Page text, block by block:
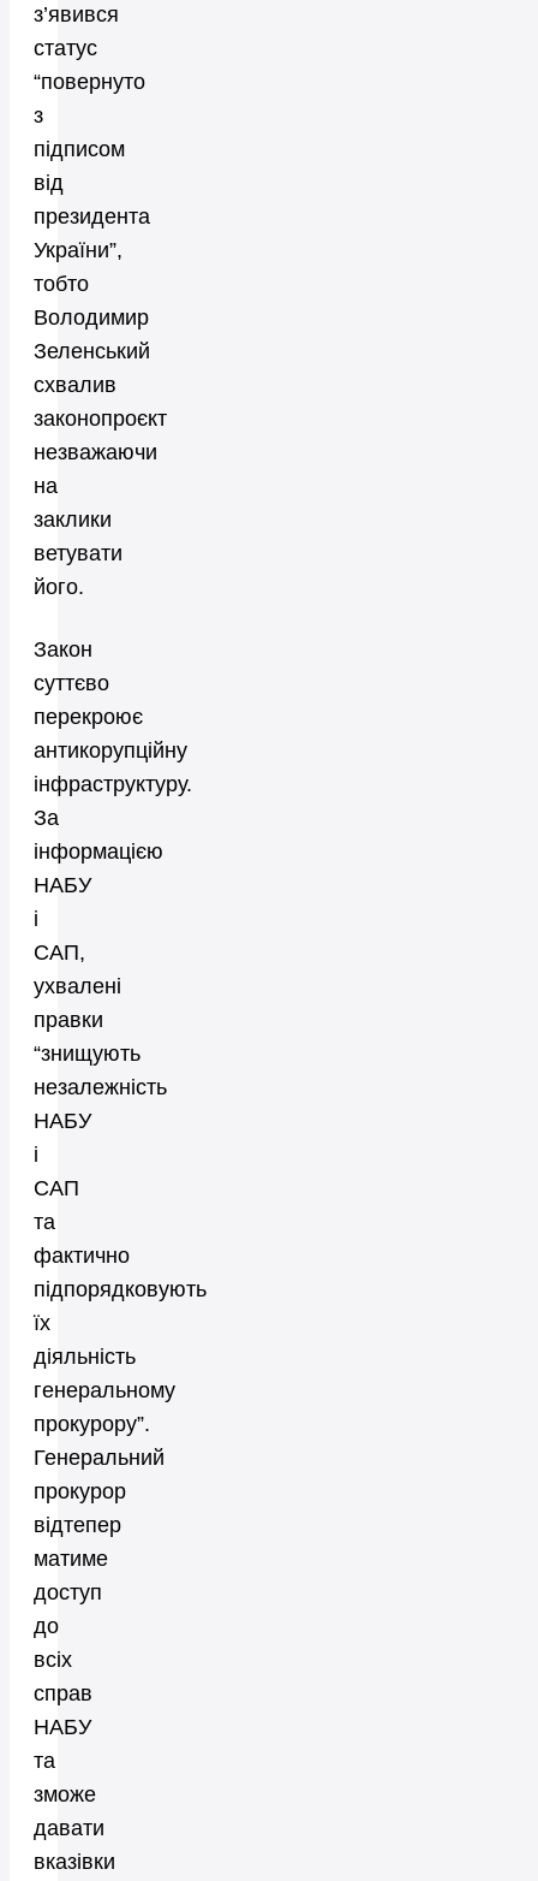
з’явився
статус
“повернуто
з
підписом
від
президента
України”,
тобто
Володимир
Зеленський
схвалив
законопроєкт
незважаючи
на
заклики
ветувати
його.
Закон
суттєво
перекроює
антикорупційну
інфраструктуру.
За
інформацією
НАБУ
і
САП,
ухвалені
правки
“знищують
незалежність
НАБУ
і
САП
та
фактично
підпорядковують
їх
діяльність
генеральному
прокурору”.
Генеральний
прокурор
відтепер
матиме
доступ
до
всіх
справ
НАБУ
та
зможе
давати
вказівки